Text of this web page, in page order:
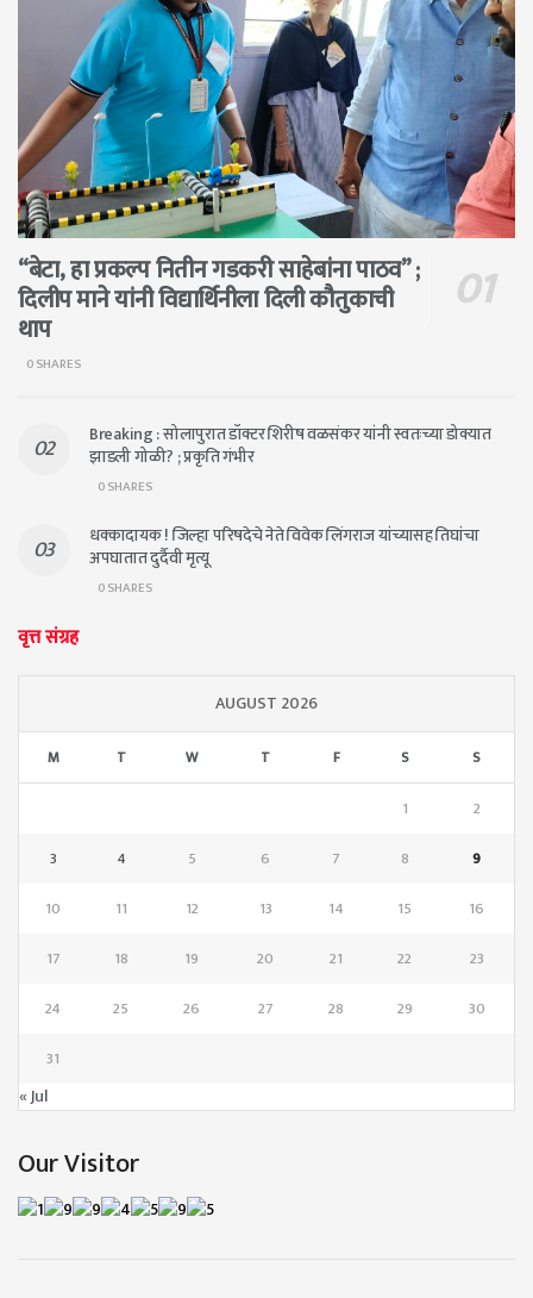
“बेटा, हा प्रकल्प नितीन गडकरी साहेबांना पाठव” ;
दिलीप माने यांनी विद्यार्थिनीला दिली कौतुकाची
थाप
0 SHARES
Breaking : सोलापुरात डॉक्टर शिरीष वळसंकर यांनी स्वतःच्या डोक्यात
झाडली गोळी? ; प्रकृति गंभीर
0 SHARES
धक्कादायक ! जिल्हा परिषदेचे नेते विवेक लिंगराज यांच्यासह तिघांचा
अपघातात दुर्दैवी मृत्यू
0 SHARES
वृत्त संग्रह
AUGUST 2026
M T W T F S S
1
2
3
4 5 6 7 8
9
10
11 12 13 14 15
16
17
18 19 20 21 22
23
24
25 26 27 28 29
30
31
« Jul
Our Visitor